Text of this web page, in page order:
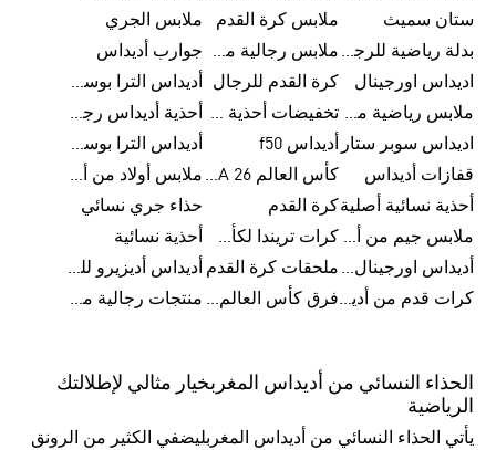
ستان سميث
ملابس كرة القدم
ملابس الجري
بدلة رياضية للرجال
ملابس رجالية من أديداس بتخفيضات
جوارب أديداس
اديداس اورجينال
كرة القدم للرجال
أديداس الترا بوست رجالي
ملابس رياضية من أديداس
تخفيضات أحذية رجالية من أديداس
أحذية أديداس رجالية
اديداس سوبر ستار
أديداس f50
أديداس الترا بوست
قفازات أديداس
كأس العالم FIFA 26™
ملابس أولاد من أديداس
أحذية نسائية أصلية كرة القدم
حذاء جري نسائي
ملابس جيم من أديداس
كرات تريندا لكأس العالم FIFA 26™
أحذية نسائية
أديداس اورجينال نسائي ملحقات كرة القدم
أديداس أديزيرو للجري
كرات قدم من أديداس
فرق كأس العالم FIFA 26™ منتجات رجالية من أديداس
الحذاء النسائي من أديداس المغربخيار مثالي لإطلالتك
الرياضية
يأتي الحذاء النسائي من أديداس المغربليضفي الكثير من الرونق